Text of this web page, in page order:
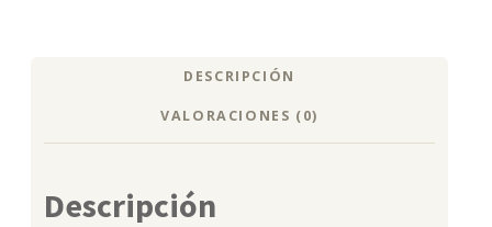
DESCRIPCIÓN
VALORACIONES (0)
Descripción